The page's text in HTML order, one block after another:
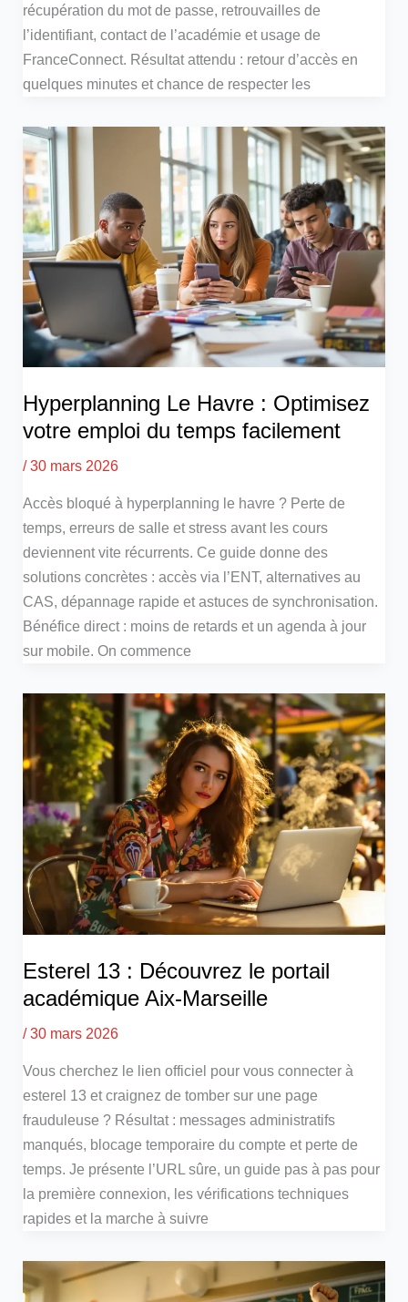
récupération du mot de passe, retrouvailles de
l’identifiant, contact de l’académie et usage de
FranceConnect. Résultat attendu : retour d’accès en
quelques minutes et chance de respecter les
Hyperplanning Le Havre : Optimisez
votre emploi du temps facilement
/30 mars 2026
Accès bloqué à hyperplanning le havre ? Perte de
temps, erreurs de salle et stress avant les cours
deviennent vite récurrents. Ce guide donne des
solutions concrètes : accès via l’ENT, alternatives au
CAS, dépannage rapide et astuces de synchronisation.
Bénéfice direct : moins de retards et un agenda à jour
sur mobile. On commence
Esterel 13 : Découvrez le portail
académique Aix-Marseille
/30 mars 2026
Vous cherchez le lien officiel pour vous connecter à
esterel 13 et craignez de tomber sur une page
frauduleuse ? Résultat : messages administratifs
manqués, blocage temporaire du compte et perte de
temps. Je présente l’URL sûre, un guide pas à pas pour
la première connexion, les vérifications techniques
rapides et la marche à suivre